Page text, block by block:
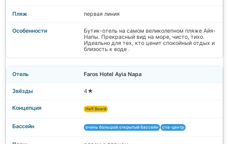
первая линия
Бутик-отель на самом великолепном пляже Айя-
Напы. Прекрасный вид на море, чисто, тихо.
Идеально для тех, кто ценит спокойный отдых и
близость к воде .
Faros Hotel Ayia Napa
4★
Half Board
очень большой открытый бассейн спа-центр